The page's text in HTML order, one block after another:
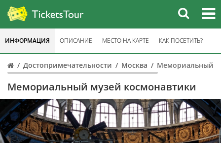
Достопримечательности Москва Мемориальный
Мемориальный музей космонавтики
ИНФОРМАЦИЯ ОПИСАНИЕ МЕСТО НА КАРТЕ КАК ПОСЕТИТЬ?